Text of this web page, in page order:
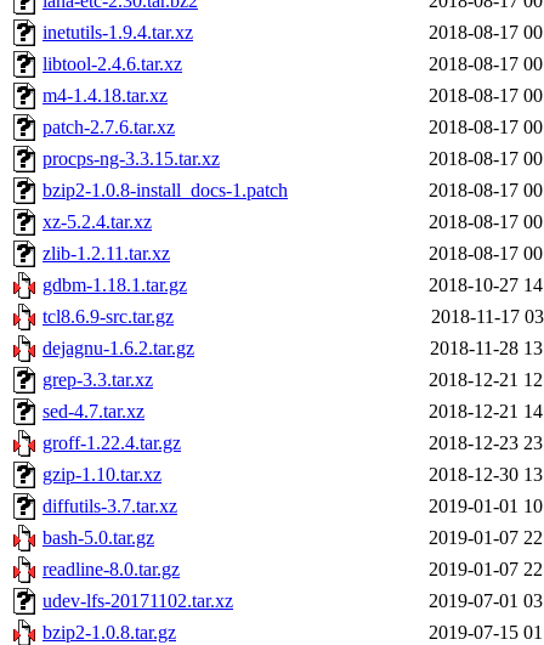
inetutils-1.9.4.tar.xz
2018-08-17
libtool-2.4.6.tar.xz
2018-08-17
m4-1.4.18.tar.xz
2018-08-17
patch-2.7.6.tar.xz
2018-08-17
procps-ng-3.3.15.tar.xz
2018-08-17
bzip2-1.0.8-install_docs-1.patch
2018-08-17
xz-5.2.4.tar.xz
2018-08-17
zlib-1.2.11.tar.xz
2018-08-17
gdbm-1.18.1.tar.gz
2018-10-27
tcl8.6.9-src.tar.gz
2018-11-17
dejagnu-1.6.2.tar.gz
2018-11-28
grep-3.3.tar.xz
2018-12-21
sed-4.7.tar.xz
2018-12-21
groff-1.22.4.tar.gz
2018-12-23
gzip-1.10.tar.xz
2018-12-30
diffutils-3.7.tar.xz
2019-01-01
bash-5.0.tar.gz
2019-01-07
readline-8.0.tar.gz
2019-01-07
udev-lfs-20171102.tar.xz
2019-07-01
bzip2-1.0.8.tar.gz
2019-07-15